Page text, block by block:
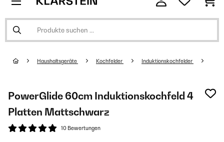
Haushaltsgeräte Kochfelder Induktionskochfelder
PowerGlide 60cm Induktionskochfeld 4
Platten Mattschwarz
10 Bewertungen